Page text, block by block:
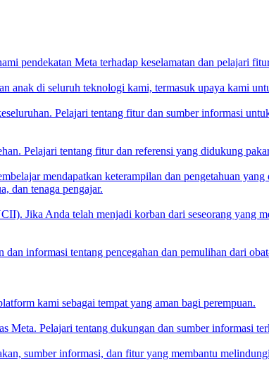
pendekatan Meta terhadap keselamatan dan pelajari
anak di seluruh teknologi kami, termasuk upaya kami
Pelajari tentang fitur dan sumber informasi
Pelajari tentang fitur dan referensi yang didukung
mendapatkan keterampilan dan pengetahuan
dan tenaga pengajar.
Jika Anda telah menjadi korban dari seseorang yang
informasi tentang pencegahan dan pemulihan dari
kami sebagai tempat yang aman bagi perempuan.
Pelajari tentang dukungan dan sumber informasi
sumber informasi, dan fitur yang membantu